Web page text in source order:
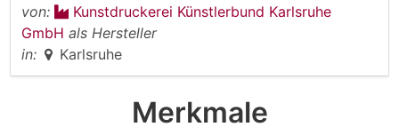
von:
Kunstdruckerei Künstlerbund Karlsruhe
GmbH als Hersteller
in:
Karlsruhe
Merkmale